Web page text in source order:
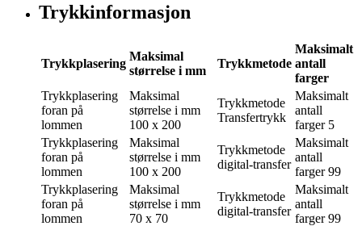
Trykkinformasjon
Trykkplasering
Maksimal
størrelse i mm
Trykkmetode
Maksimalt
antall
farger
Trykkplasering
foran på
lommen
Maksimal
størrelse i mm
100 x 200
Trykkmetode
Transfertrykk
Maksimalt
antall
farger 5
Trykkplasering
foran på
lommen
Maksimal
størrelse i mm
100 x 200
Trykkmetode
digital-transfer
Maksimalt
antall
farger 99
Trykkplasering
foran på
lommen
Maksimal
størrelse i mm
70 x 70
Trykkmetode
digital-transfer
Maksimalt
antall
farger 99